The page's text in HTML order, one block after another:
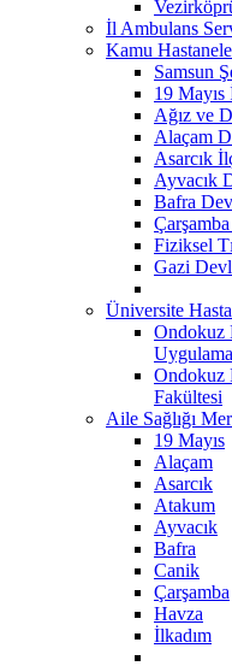
İl Ambulans
Kamu
Samsun
19
Ağız ve
Alaçam
Asarcık
Ayvacık
Bafra
Fiziksel
Gazi
Üniversite
Ondokuz
Ondokuz
Fakültesi
Aile Sağlığı
19 Mayıs
Alaçam
Asarcık
Atakum
Ayvacık
Bafra
Canik
Çarşamba
Havza
İlkadım